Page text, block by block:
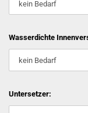
Wasserdichte
Untersetzer: